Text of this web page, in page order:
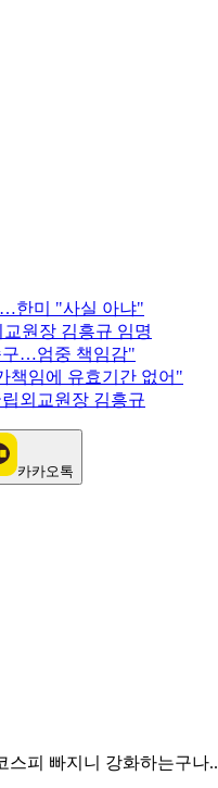
한미 "사실 아냐"
원장 김흥규 임명
구…엄중 책임감"
책임에 유효기간 없어"
외교원장 김흥규
카카오톡
스피 빠지니 강화하는구나..